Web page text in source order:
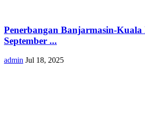
Penerbangan Banjarmasin-
September ...
admin Jul 18, 2025